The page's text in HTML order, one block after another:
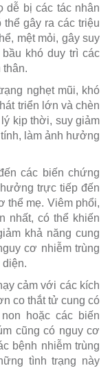
dễ bị các tác nhân
gây ra các triệu
mệt mỏi, gây suy
khó duy trì các
thân.
nghẹt mũi, khó
triển lớn và chèn
kịp thời, suy giảm
làm ảnh hưởng
các biến chứng
trực tiếp đến
thể mẹ. Viêm phổi,
nhất, có thể khiến
khả năng cung
cơ nhiễm trùng
diện.
cảm với các kích
co thắt tử cung có
hoặc các biến
cũng có nguy cơ
bệnh nhiễm trùng
tình trạng này